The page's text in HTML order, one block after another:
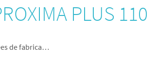
PLUS 110
de fabrica…